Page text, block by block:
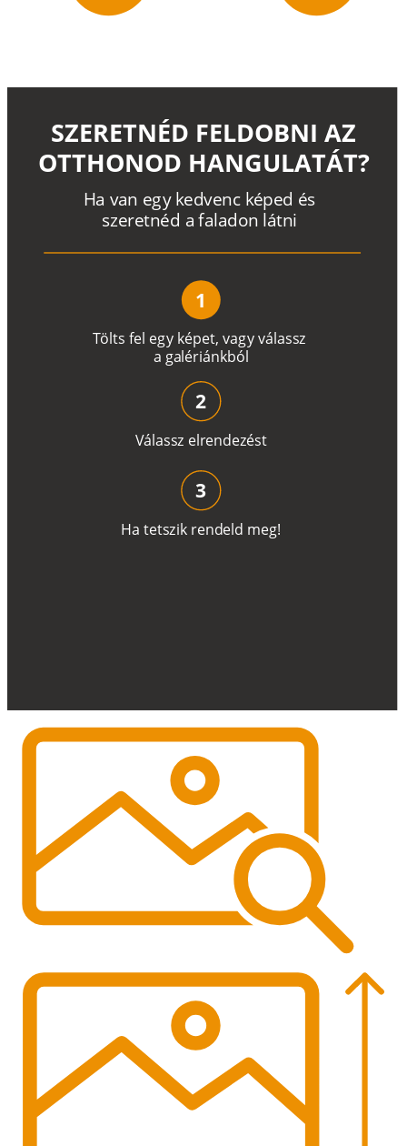
Tölts fel egy képet, vagyválassz
a galériánkból
Ha van egy kedvenc képed és
szeretnéd a faladon látni
SZERETNÉD FELDOBNI AZ
OTTHONOD HANGULATÁT?
1
Válassz elrendezést
2
Ha tetszik rendeld meg!
3